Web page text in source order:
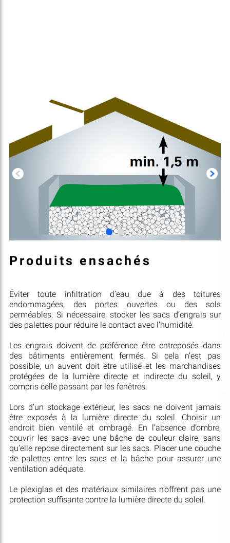
Produits ensachés
Éviter toute infiltration d’eau due à des toitures
endommagées, des portes ouvertes ou des sols
perméables. Si nécessaire, stocker les sacs d’engrais sur
des palettes pour réduire le contact avec l’humidité.
Les engrais doivent de préférence être entreposés dans
des bâtiments entièrement fermés. Si cela n’est pas
possible, un auvent doit être utilisé et les marchandises
protégées de la lumière directe et indirecte du soleil, y
compris celle passant par les fenêtres.
Lors d’un stockage extérieur, les sacs ne doivent jamais
être exposés à la lumière directe du soleil. Choisir un
endroit bien ventilé et ombragé. En l’absence d’ombre,
couvrir les sacs avec une bâche de couleur claire, sans
qu’elle repose directement sur les sacs. Placer une couche
de palettes entre les sacs et la bâche pour assurer une
ventilation adéquate.
Le plexiglas et des matériaux similaires n’offrent pas une
protection suffisante contre la lumière directe du soleil.